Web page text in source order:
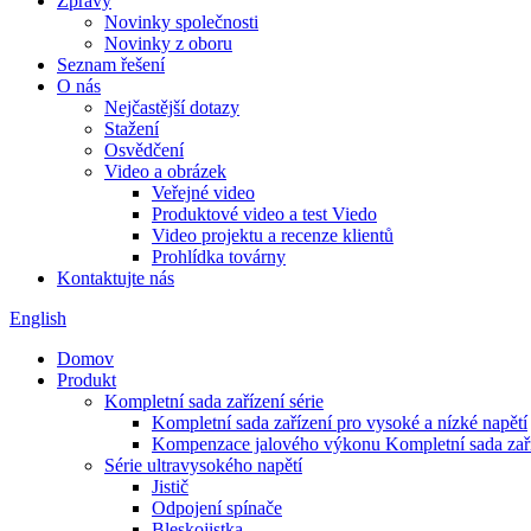
Novinky společnosti
Novinky z oboru
Seznam řešení
O nás
Nejčastější dotazy
Stažení
Osvědčení
Video a obrázek
Veřejné video
Produktové video a test Viedo
Video projektu a recenze klientů
Prohlídka továrny
Kontaktujte nás
English
Domov
Produkt
Kompletní sada zařízení série
Kompletní sada zařízení pro vysoké a nízké napětí
Kompenzace jalového výkonu Kompletní sada
Série ultravysokého napětí
Jistič
Odpojení spínače